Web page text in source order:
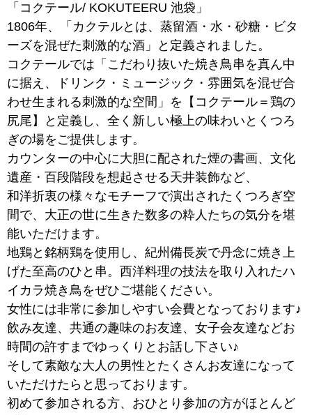
「コクテール/ KOKUTEERU 池袋」
1806年、「カクテルとは、蒸留酒・水・砂糖・ビタ
ーズを混ぜた刺激的な酒」と定義されました。
コクテールでは「こだわり抜いた焼き鳥串を真ん中
に据え、ドリンク・ミュージック・雰囲気を混ぜ合
わせ生まれる刺激的な空間」を【コクテール＝鶏の
尻尾】と定義し、全く新しい極上の味わいとくつろ
ぎの場をご提供します。
カウンターの中心に大胆に配された煙の書画、文化
遺産・百段階段を想起させる天井装飾など、
和洋折衷の様々なモチーフで演出されたくつろぎ空
間で、大正の世に生きた数多の粋人たちの気分を堪
能いただけます。
地鶏と銘柄鶏を使用し、紀州備長炭で丹念に焼き上
げた至高のひと串。西洋料理の技法を取り入れたハ
イカラ焼き鳥をぜひご堪能ください。
女性には非常に参加しやすい会費となっております♪
飲み友達、共通の趣味のお友達、女子会友達などお
時間の許すまでゆっくりとお話し下さい♪
そして素敵な大人の男性とたくさんお友達になって
いただけたらと思っております。
初めて参加される方、おひとり参加の方がほとんど